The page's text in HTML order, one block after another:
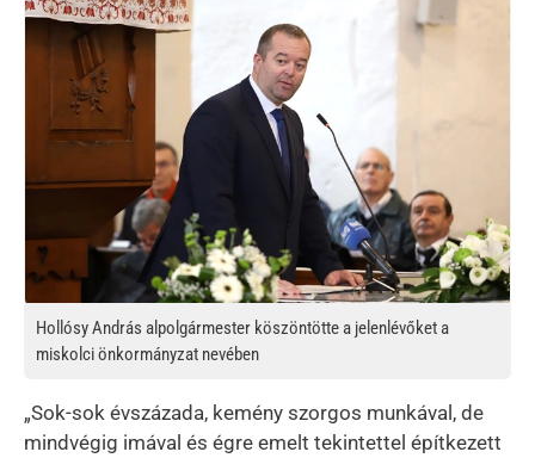
Hollósy András alpolgármester köszöntötte a jelenlévőket a
miskolci önkormányzat nevében
„Sok-sok évszázada, kemény szorgos munkával, de
mindvégig imával és égre emelt tekintettel építkezett